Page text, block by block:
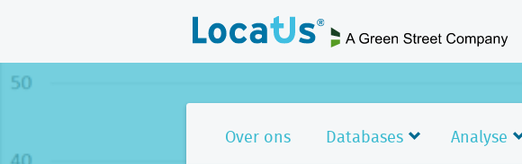
Over ons Databases Analyse